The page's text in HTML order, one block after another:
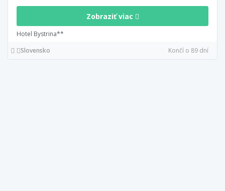
Zobraziť viac
Hotel Bystrina**
Slovensko
Končí o 89 dní